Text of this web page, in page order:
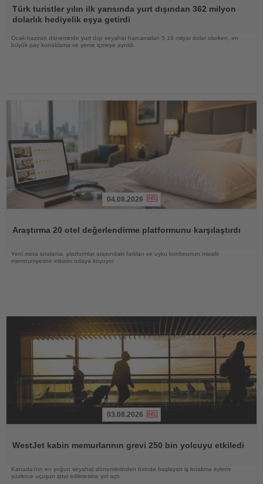
Oku
Türk turistler yılın ilk yarısında yurt dışından 362 milyon
dolarlık hediyelik eşya getirdi
Ocak-haziran döneminde yurt dışı seyahat harcamaları 5,19 milyar dolar olurken, en
büyük pay konaklama ve yeme içmeye ayrıldı
04.08.2026
Araştırma 20 otel değerlendirme platformunu karşılaştırdı
Yeni meta sıralama, platformlar arasındaki farkları ve uyku konforunun misafir
memnuniyetine etkisini ortaya koyuyor
03.08.2026
WestJet kabin memurlarının grevi 250 bin yolcuyu etkiledi
Kanada'nın en yoğun seyahat dönemlerinden birinde başlayan iş bırakma eylemi
yüzlerce uçuşun iptal edilmesine yol açtı